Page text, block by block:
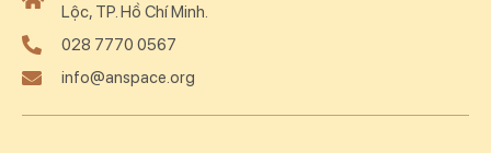
Lộc, TP. Hồ Chí Minh.
028 7770 0567
info@anspace.org